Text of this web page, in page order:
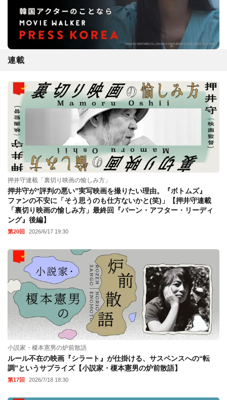
連載
押井守連載「裏切り映画の愉しみ方」
押井守が“評判の悪い”実写映画を撮りたい理由。『ボトムズ』
ファンの不安に「そう思うのも仕方ないかと(笑)」【押井守連載
「裏切り映画の愉しみ方」最終回『バーン・アフター・リーディ
ング』後編】
第20回 2026/6/17 19:30
小説家・榎本憲男の炉前散語
ルール不在の映画『シラート』が仕掛ける、サスペンスへの“転
調”というサプライズ【小説家・榎本憲男の炉前散語】
第17回 2026/7/18 18:30